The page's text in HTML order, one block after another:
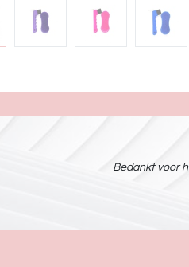
Bedankt voor